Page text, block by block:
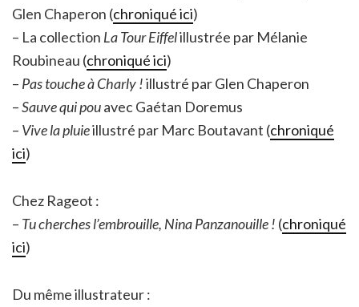
Glen Chaperon (chroniqué ici)
– La collection La Tour Eiffelillustrée par Mélanie
Roubineau (chroniqué ici)
– Pas touche à Charly !illustré par Glen Chaperon
–Sauve qui pouavec Gaétan Doremus
– Vive la pluieillustré par Marc Boutavant (chroniqué
ici)
Chez Rageot :
– Tu cherches l’embrouille, Nina Panzanouille ! (chroniqué
ici)
Du même illustrateur :